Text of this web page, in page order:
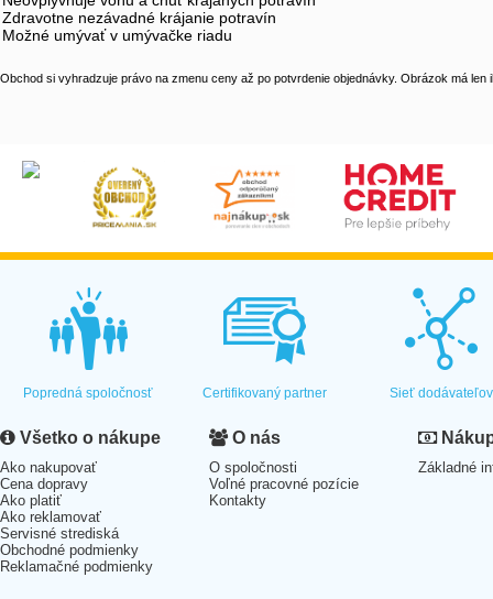
Zdravotne nezávadné krájanie potravín
Možné umývať v umývačke riadu
Obchod si vyhradzuje právo na zmenu ceny až po potvrdenie objednávky. Obrázok má len
Popredná spoločnosť Certifikovaný partner Sieť dodávateľov
Všetko o nákupe
Ako nakupovať
Cena dopravy
Ako platiť
Ako reklamovať
Servisné strediská
Obchodné podmienky
Reklamačné podmienky
O nás
O spoločnosti
Voľné pracovné pozície
Kontakty
Základné